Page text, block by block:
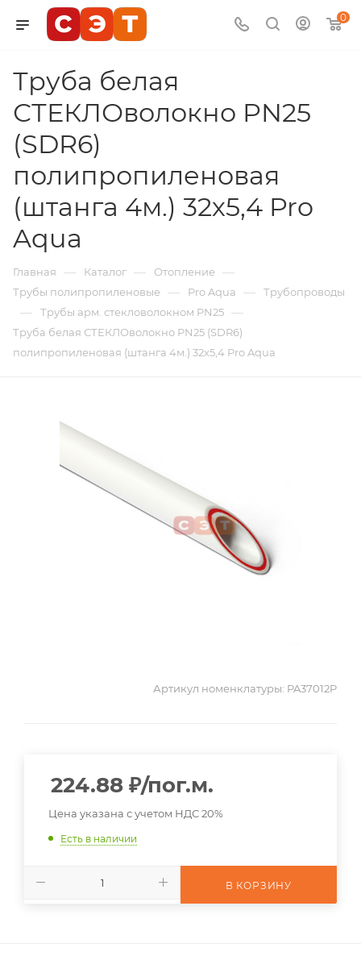
0
Труба белая
СТЕКЛОволокно PN25
(SDR6)
полипропиленовая
(штанга 4м.) 32х5,4 Pro
Aqua
Главная — Каталог — Отопление —
Трубы полипропиленовые — Pro Aqua — Трубопроводы
— Трубы арм. стекловолокном PN25 —
Труба белая СТЕКЛОволокно PN25 (SDR6)
полипропиленовая (штанга 4м.) 32х5,4 Pro Aqua
Артикул номенклатуры: PA37012P
224.88 ₽/пог.м.
Цена указана с учетом НДС 20%
Есть в наличии
В КОРЗИНУ